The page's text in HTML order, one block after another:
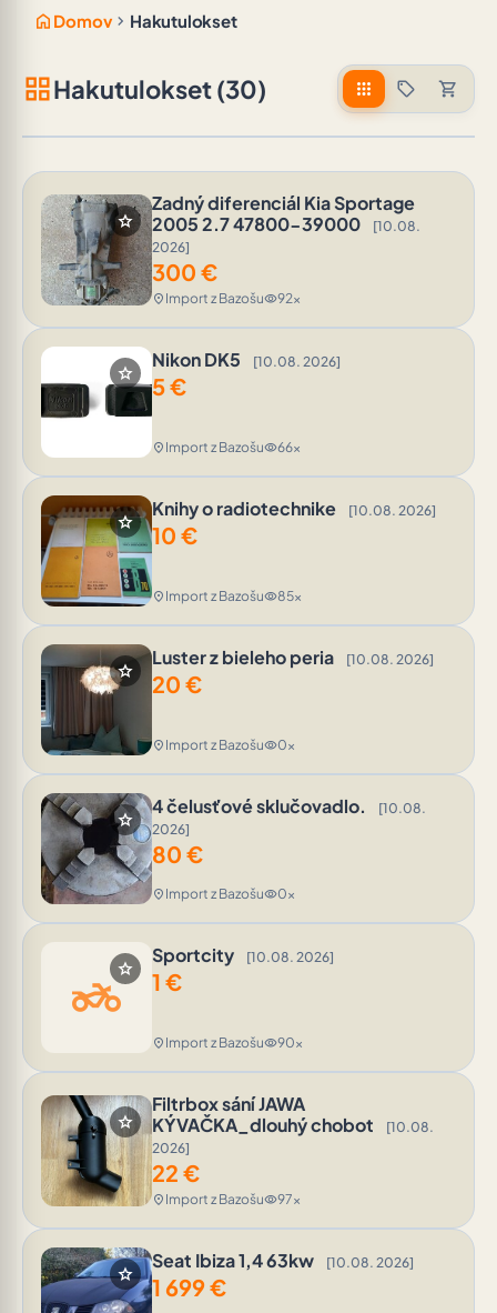
home Domov chevron_right Hakutulokset
grid_viewHakutulokset (30) apps sell shopping_cart
star
Zadný diferenciál Kia Sportage
2005 2.7 47800-39000
[10.08.
2026]
300 €
location_on Import z Bazošuvisibility92x
star
Nikon DK5 [10.08. 2026]
5€
location_on Import z Bazošuvisibility66x
star
Knihy o radiotechnike [10.08. 2026]
10 €
location_on Import z Bazošuvisibility85x
star
Luster z bieleho peria [10.08. 2026]
20 €
location_on Import z Bazošuvisibility0x
star
4 čelusťové sklučovadlo.
[10.08.
2026]
80 €
location_on Import z Bazošuvisibility0x
star
two_wheeler
Sportcity [10.08. 2026]
1 €
location_on Import z Bazošuvisibility90x
star
Filtrbox sání JAWA
KÝVAČKA_dlouhý chobot
[10.08.
2026]
22 €
location_on Import z Bazošuvisibility97x
star
Seat Ibiza 1,4 63kw [10.08. 2026]
1 699€